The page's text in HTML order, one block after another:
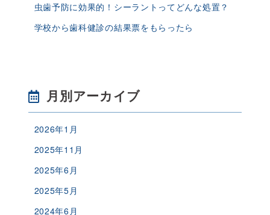
虫歯予防に効果的！シーラントってどんな処置？
学校から歯科健診の結果票をもらったら
月別アーカイブ
2026年1月
2025年11月
2025年6月
2025年5月
2024年6月